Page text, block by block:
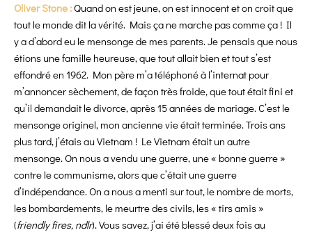
Oliver Stone :Quand on est jeune, on est innocent et on croit que
tout le monde dit la vérité. Mais ça ne marche pas comme ça ! Il
y a d’abord eu le mensonge de mes parents. Je pensais que nous
étions une famille heureuse, que tout allait bien et tout s’est
effondré en 1962. Mon père m’a téléphoné à l’internat pour
m’annoncer sèchement, de façon très froide, que tout était fini et
qu’il demandait le divorce, après 15 années de mariage. C’est le
mensonge originel, mon ancienne vie était terminée. Trois ans
plus tard, j’étais au Vietnam ! Le Vietnam était un autre
mensonge. On nous a vendu une guerre, une « bonne guerre »
contre le communisme, alors que c’était une guerre
d’indépendance. On a nous a menti sur tout, le nombre de morts,
les bombardements, le meurtre des civils, les « tirs amis »
(friendly fires, ndlr). Vous savez, j’ai été blessé deux fois au